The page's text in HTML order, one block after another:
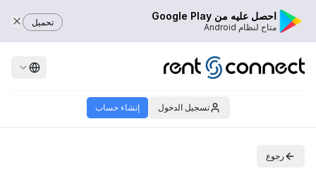
احصل عليه من Google Play
متاح لنظام Android تحميل
تسجيل الدخول إنشاء حساب
رجوع